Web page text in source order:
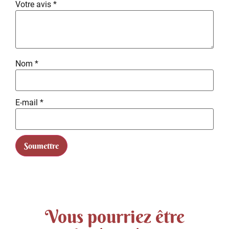
Votre avis *
Nom *
E-mail *
Vous pourriez être